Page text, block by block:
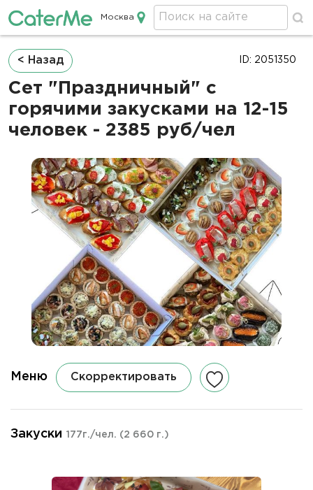
Кейтеринг в Москве
Москва
Строка
навигации
< Назад
Сет "Праздничный" с
горячими закусками на 12-15
человек - 2385 руб/чел
ID: 2051350
Меню Скорректировать
Закуски 177г./чел. (2 660 г.)